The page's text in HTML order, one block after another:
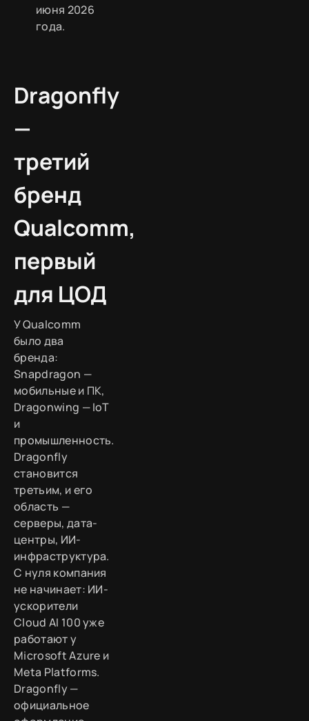
июня 2026
года.
Dragonfly
—
третий
бренд
Qualcomm,
первый
для ЦОД
У Qualcomm
было два
бренда:
Snapdragon —
мобильные и ПК,
Dragonwing — IoT
и
промышленность.
Dragonfly
становится
третьим, и его
область —
серверы, дата-
центры, ИИ-
инфраструктура.
С нуля компания
не начинает: ИИ-
ускорители
Cloud AI 100 уже
работают у
Microsoft Azure и
Meta Platforms.
Dragonfly —
официальное